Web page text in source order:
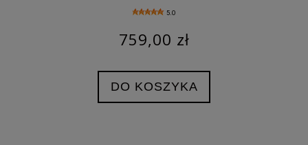
5.0
759,00 zł
DO KOSZYKA